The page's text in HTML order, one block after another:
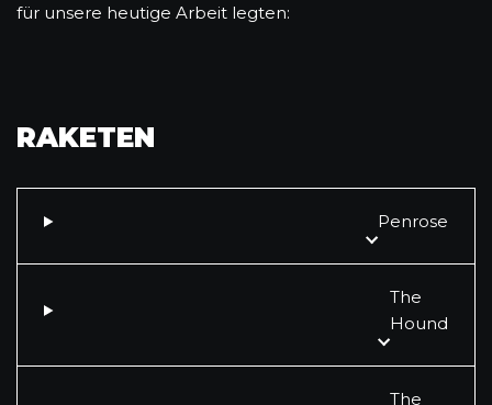
für unsere heutige Arbeit legten:
RAKETEN
Penrose
The
Hound
The